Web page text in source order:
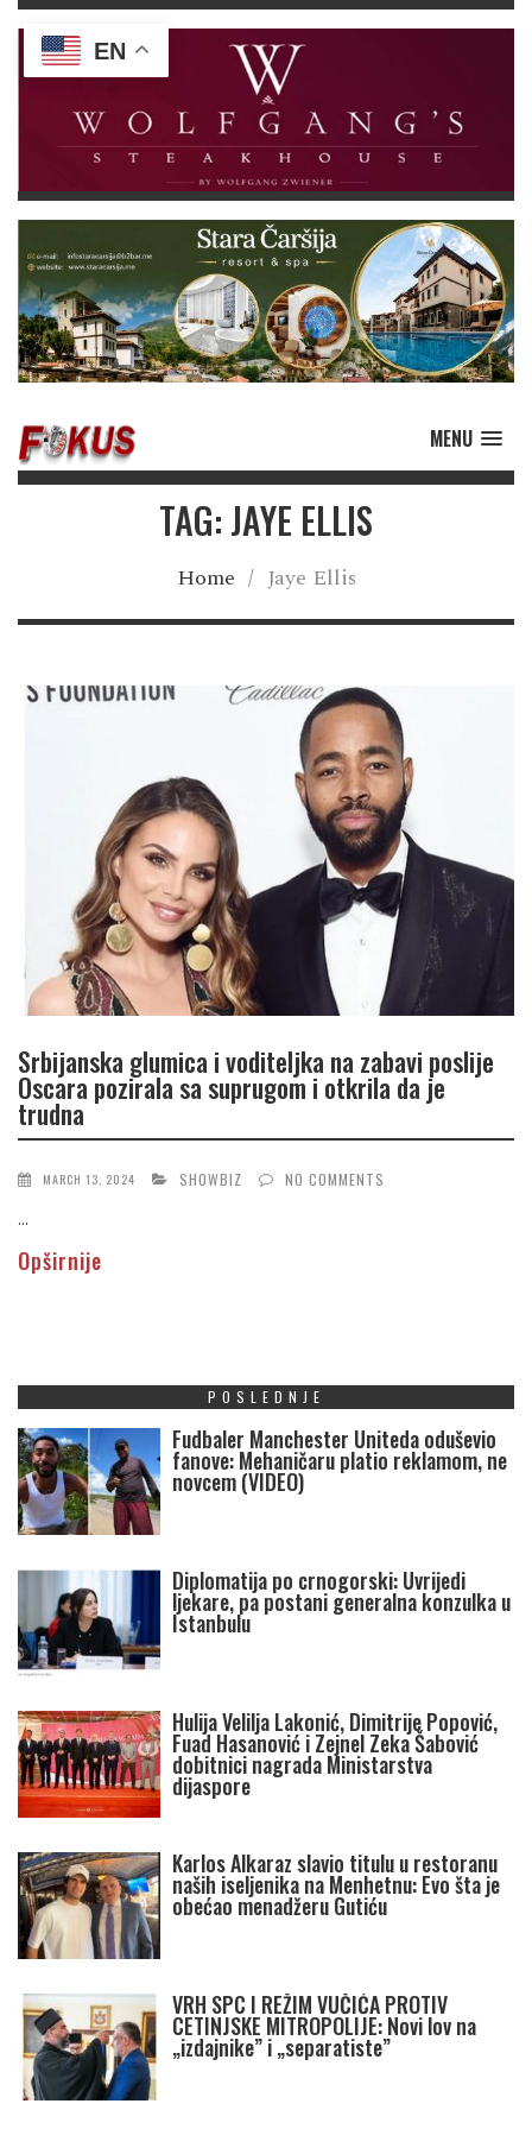
MENU
TAG: JAYE ELLIS
Home / Jaye Ellis
Srbijanska glumica i voditeljka na zabavi poslije
Oscara pozirala sa suprugom i otkrila da je
trudna
MARCH 13, 2024 SHOWBIZ NO COMMENTS
...
Opširnije
POSLEDNJE
Fudbaler Manchester Uniteda oduševio
fanove: Mehaničaru platio reklamom, ne
novcem (VIDEO)
Diplomatija po crnogorski: Uvrijedi
ljekare, pa postani generalna konzulka u
Istanbulu
Hulija Velilja Lakonić, Dimitrije Popović,
Fuad Hasanović i Zejnel Zeka Šabović
dobitnici nagrada Ministarstva
dijaspore
Karlos Alkaraz slavio titulu u restoranu
naših iseljenika na Menhetnu: Evo šta je
obećao menadžeru Gutiću
VRH SPC I REŽIM VUČIĆA PROTIV
CETINJSKE MITROPOLIJE: Novi lov na
„izdajnike” i „separatiste”
EN